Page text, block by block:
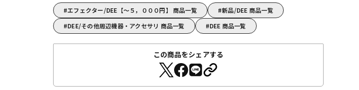
エフェクター/DEE【～５，０００円】 商品一覧
新品/DEE 商品一覧
DEE/その他周辺機器・アクセサリ 商品一覧
DEE 商品一覧
この商品をシェアする